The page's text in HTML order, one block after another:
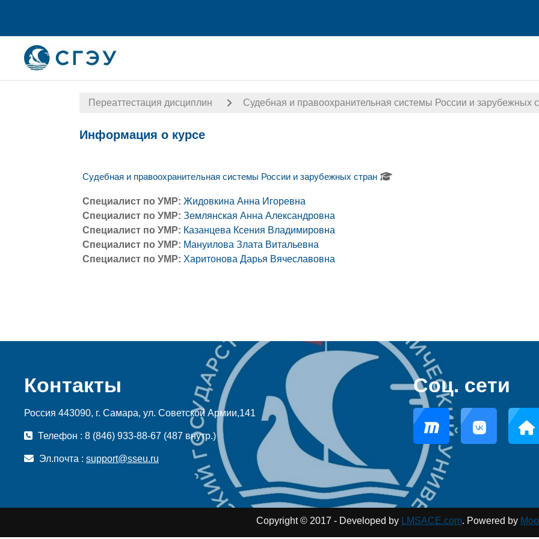
Переаттестация дисциплин Судебная и правоохранительная системы России и зарубежных
Информация о курсе
Судебная и правоохранительная системы России и зарубежных стран
Специалист по УМР: Жидовкина Анна Игоревна
Специалист по УМР: Землянская Анна Александровна
Специалист по УМР: Казанцева Ксения Владимировна
Специалист по УМР: Мануилова Злата Витальевна
Специалист по УМР: Харитонова Дарья Вячеславовна
Контакты
Россия 443090, г. Самара, ул. Советской Армии,141
Телефон : 8 (846) 933-88-67 (487 внутр.)
Эл.почта : support@sseu.ru
Соц. сети
Copyright © 2017 - Developed by LMSACE.com. Powered by